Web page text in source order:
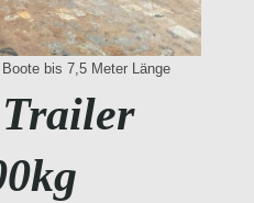
bis 7,5 Meter Länge